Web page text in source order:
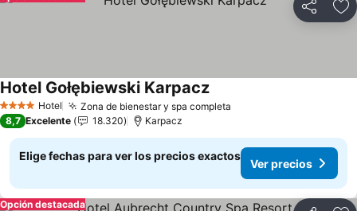
Compartir
4 EstrellasHotel Zona de bienestar y spa completa
Hotel Gołębiewski KarpaczVer precios
8,7 Excelente 18.320 Karpacz
Elige fechas para ver los precios exactos
Ver precios
Opción destacada